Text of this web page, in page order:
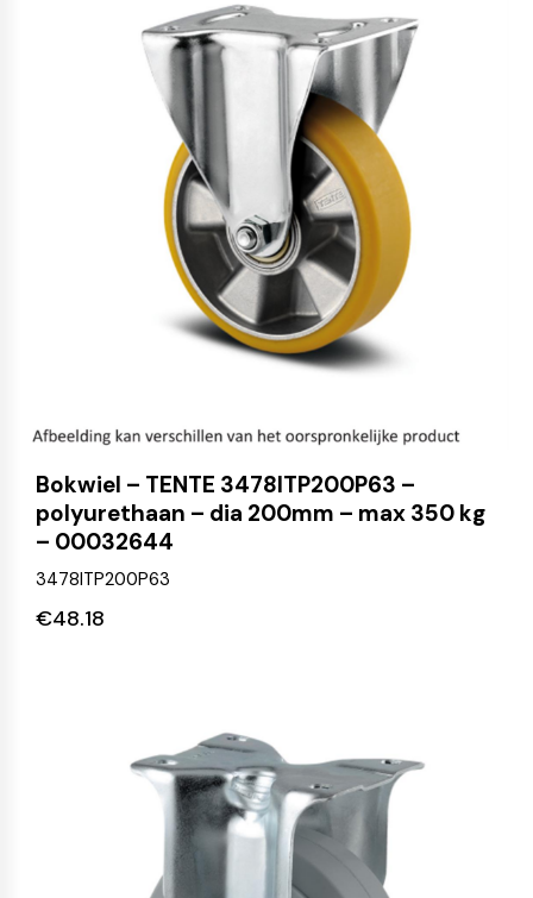
Bokwiel – TENTE 3478ITP200P63 –
polyurethaan – dia 200mm – max 350 kg
– 00032644
3478ITP200P63
€48.18